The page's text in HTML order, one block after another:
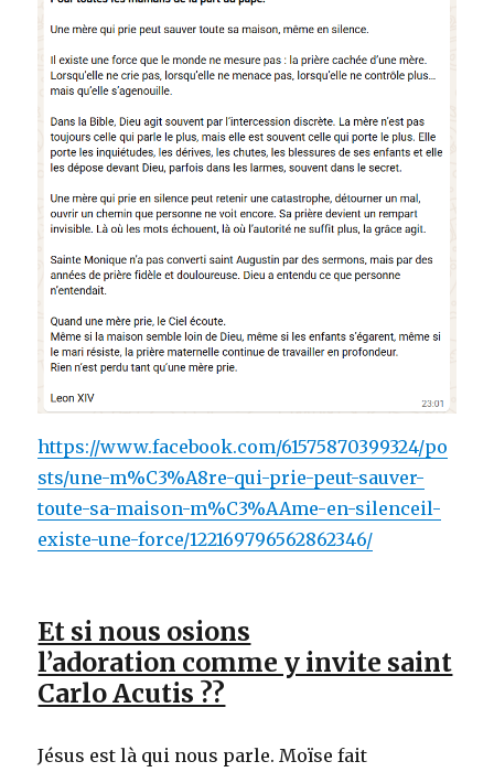
https://www.facebook.com/61575870399324/po
sts/une-m%C3%A8re-qui-prie-peut-sauver-
toute-sa-maison-m%C3%AAme-en-silenceil-
existe-une-force/122169796562862346/
Et si nous osions
l’adoration comme y invite saint
Carlo Acutis ??
Jésus est là qui nous parle. Moïse fait